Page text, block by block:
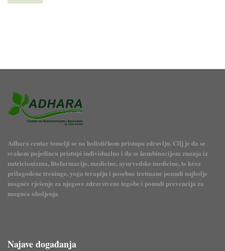
Adhara centar temelji se na holističkom pristupu zdravlju. Cilj je da se
svakom pojedincu pristupi individualno i da se kombinacijom znanja iz
nutricionizma, fitofarmacije, medicine, ayurvedske medicine, te kroz
prilagođene treninge, yoga terapiju i posebne tretmane ponudi najbolje
moguće rješenje za njegove zdravstvene tegobe i ponudi prevencija za
moguća oboljenja
Najave događanja